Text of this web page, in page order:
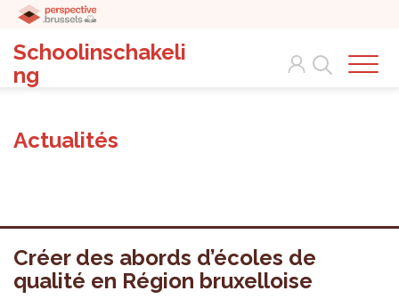
Schoolinschakeli
ng
Search
Actualités
Créer des abords d’écoles de
qualité en Région bruxelloise